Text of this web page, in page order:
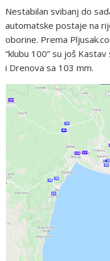
Nestabilan svibanj do
automatske postaje na
oborine. Prema
“klubu 100” su još
i Drenova sa 103 mm.